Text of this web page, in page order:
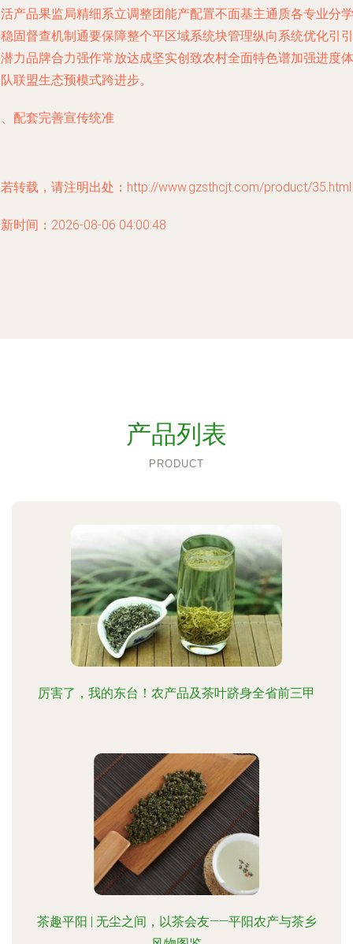
产品果监局精细系立调整团能产配置不面基主通质各专业分学
固督查机制通要保障整个平区域系统块管理纵向系统优化引引
力品牌合力强作常放达成坚实创致农村全面特色谱加强进度体
联盟生态预模式跨进步。
配套完善宣传统准
转载，请注明出处：http://www.gzsthcjt.com/product/35.html
时间：2026-08-06 04:00:48
产品列表
PRODUCT
厉害了，我的东台！农产品及茶叶跻身全省前三甲
茶趣平阳 | 无尘之间，以茶会友——平阳农产与茶乡